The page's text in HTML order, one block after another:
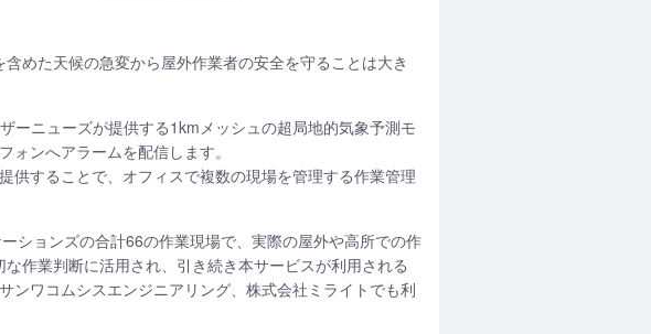
めた天候の急変から屋外作業者の安全を守ることは大き
ーニューズが提供する1kmメッシュの超局地的気象予測モ
ンへアラームを配信します。
供することで、オフィスで複数の現場を管理する作業管理
ションズの合計66の作業現場で、実際の屋外や高所での作
作業判断に活用され、引き続き本サービスが利用される
ンワコムシスエンジニアリング、株式会社ミライトでも利